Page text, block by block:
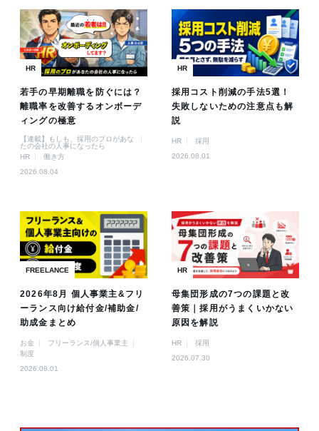
HR
若手の早期離職を防ぐには？
離職率を改善するオンボーデ
ィングの極意
【連載】もしも、採用のプロがあな
たの会社の人事になったら
HR
働き方
2026.08.04
HR
採用コスト削減の手法5選！
失敗しないための注意点も解
説
HR
採用
2026.08.01
FREELANCE
2026年8月 個人事業主&フリ
ーランス向け給付金/補助金/
助成金まとめ
お金
フリーランス/個人事業主
制度
2026.08.01
HR
母集団形成の7つの課題と改
善策｜採用がうまくいかない
原因を解説
HR
採用
2026.07.30